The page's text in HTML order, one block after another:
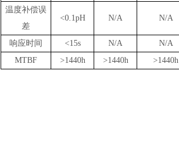
温度补偿误
差
<0.1pH N/A N/A
响应时间 <15s N/A N/A
MTBF
>1440h >1440h >1440h